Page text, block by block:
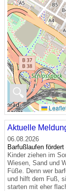
🔍
Aktuelle
06.08.2026
Barfußlaufen
Kinder ziehen im
Wiesen, Sand und
Füße. Denn wer
und hilft dem Fuß,
starten mit eher